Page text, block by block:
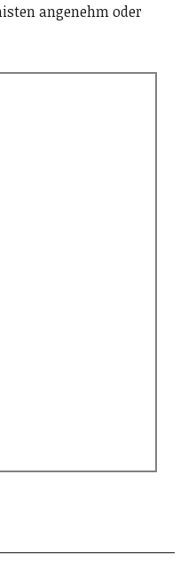
angenehm oder